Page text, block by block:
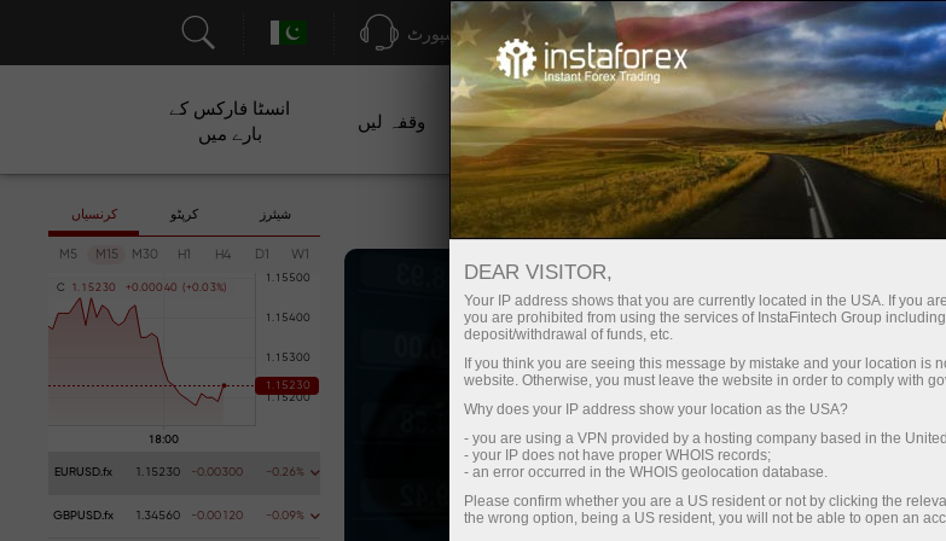
سپورٹ فوری اکاونٹ کھولیں تجارتی پلیٹ فارم
سرمایہ کاروں کے
لیے
شراکت داروں کے
لئے
مہمات وقفہ لیں
انسٹا فارکس کے
بارے میں
کرنسیاں کرپٹو شیئرز
M5 M15 M30 H1 H4 D1 W1
C 1 . 1 52 30 +0 .000 40 (+0 .0 3%
EURUSD.fx 1.15230 -0.00300 -0.26%
GBPUSD.fx 1.34560 -0.00120 -0.09%
DEAR VISITOR,
Your IP address shows that you are currently located in the USA. If you
you are prohibited from using the services of InstaFintech Group
deposit/withdrawal of funds, etc.
If you think you are seeing this message by mistake and your location is
website. Otherwise, you must leave the website in order to comply with
Why does your IP address show your location as the USA?
- you are using a VPN provided by a hosting company based in the
- your IP does not have proper WHOIS records;
- an error occurred in the WHOIS geolocation database.
Please confirm whether you are a US resident or not by clicking the
the wrong option, being a US resident, you will not be able to open an